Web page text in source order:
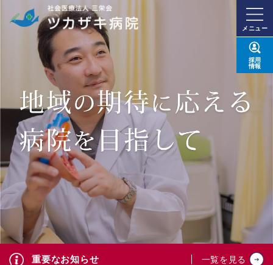
メニュー
採用
情報
重要なお知らせ 一覧を見る